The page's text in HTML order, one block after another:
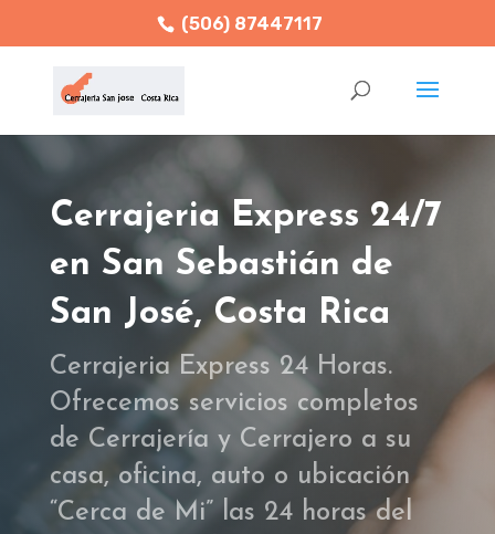
(506) 87447117
Cerrajeria Express 24/7
en San Sebastián de
San José, Costa Rica
Cerrajeria Express 24 Horas.
Ofrecemos servicios completos
de Cerrajería y Cerrajero a su
casa, oficina, auto o ubicación
“Cerca de Mi” las 24 horas del